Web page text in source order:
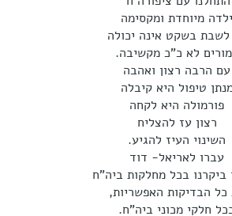
ילדה מיוחדת ומקסימה
בשקט אינה יכולה
לא כ"כ מקשיבה.
עם הרבה רצון ואהבה
טיפול היא קיבלה
פורמולה היא לקחה
רצון עז להצליח
השינוי העיז להגיע.
עברו לאריאל- דוד
ביקרנו בכל מחלקות ביה"ח
כל הבדיקות האפשריות,
חלקי מכוני ביה"ח.